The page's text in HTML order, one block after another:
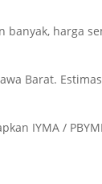
banyak, harga
Barat.
IYMA /